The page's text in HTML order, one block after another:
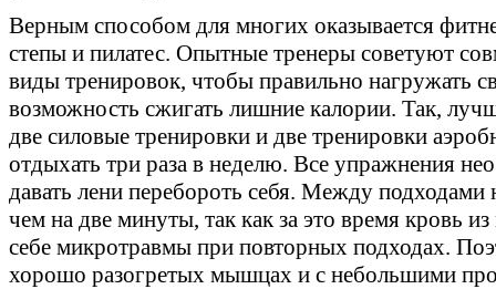
Верным способом для многих оказывается
степы и пилатес. Опытные тренеры советуют
виды тренировок, чтобы правильно нагружать
возможность сжигать лишние калории. Так,
две силовые тренировки и две тренировки
отдыхать три раза в неделю. Все упражнения
давать лени перебороть себя. Между подходами
чем на две минуты, так как за это время кровь
себе микротравмы при повторных подходах.
хорошо разогретых мышцах и с небольшими